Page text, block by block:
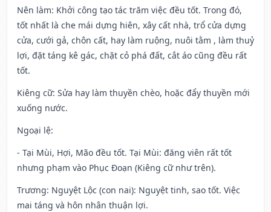
Nên làm: Khởi công tạo tác trăm việc đều tốt. Trong đó,
tốt nhất là che mái dựng hiên, xây cất nhà, trổ cửa dựng
cửa, cưới gả, chôn cất, hay làm ruộng, nuôi tằm , làm thuỷ
lợi, đặt táng kê gác, chặt cỏ phá đất, cắt áo cũng đều rất
tốt.
Kiêng cữ: Sửa hay làm thuyền chèo, hoặc đẩy thuyền mới
xuống nước.
Ngoại lệ:
- Tại Mùi, Hợi, Mão đều tốt. Tại Mùi: đăng viên rất tốt
nhưng phạm vào Phục Đoạn (Kiêng cữ như trên).
Trương: Nguyệt Lộc (con nai): Nguyệt tinh, sao tốt. Việc
mai táng và hôn nhân thuận lợi.